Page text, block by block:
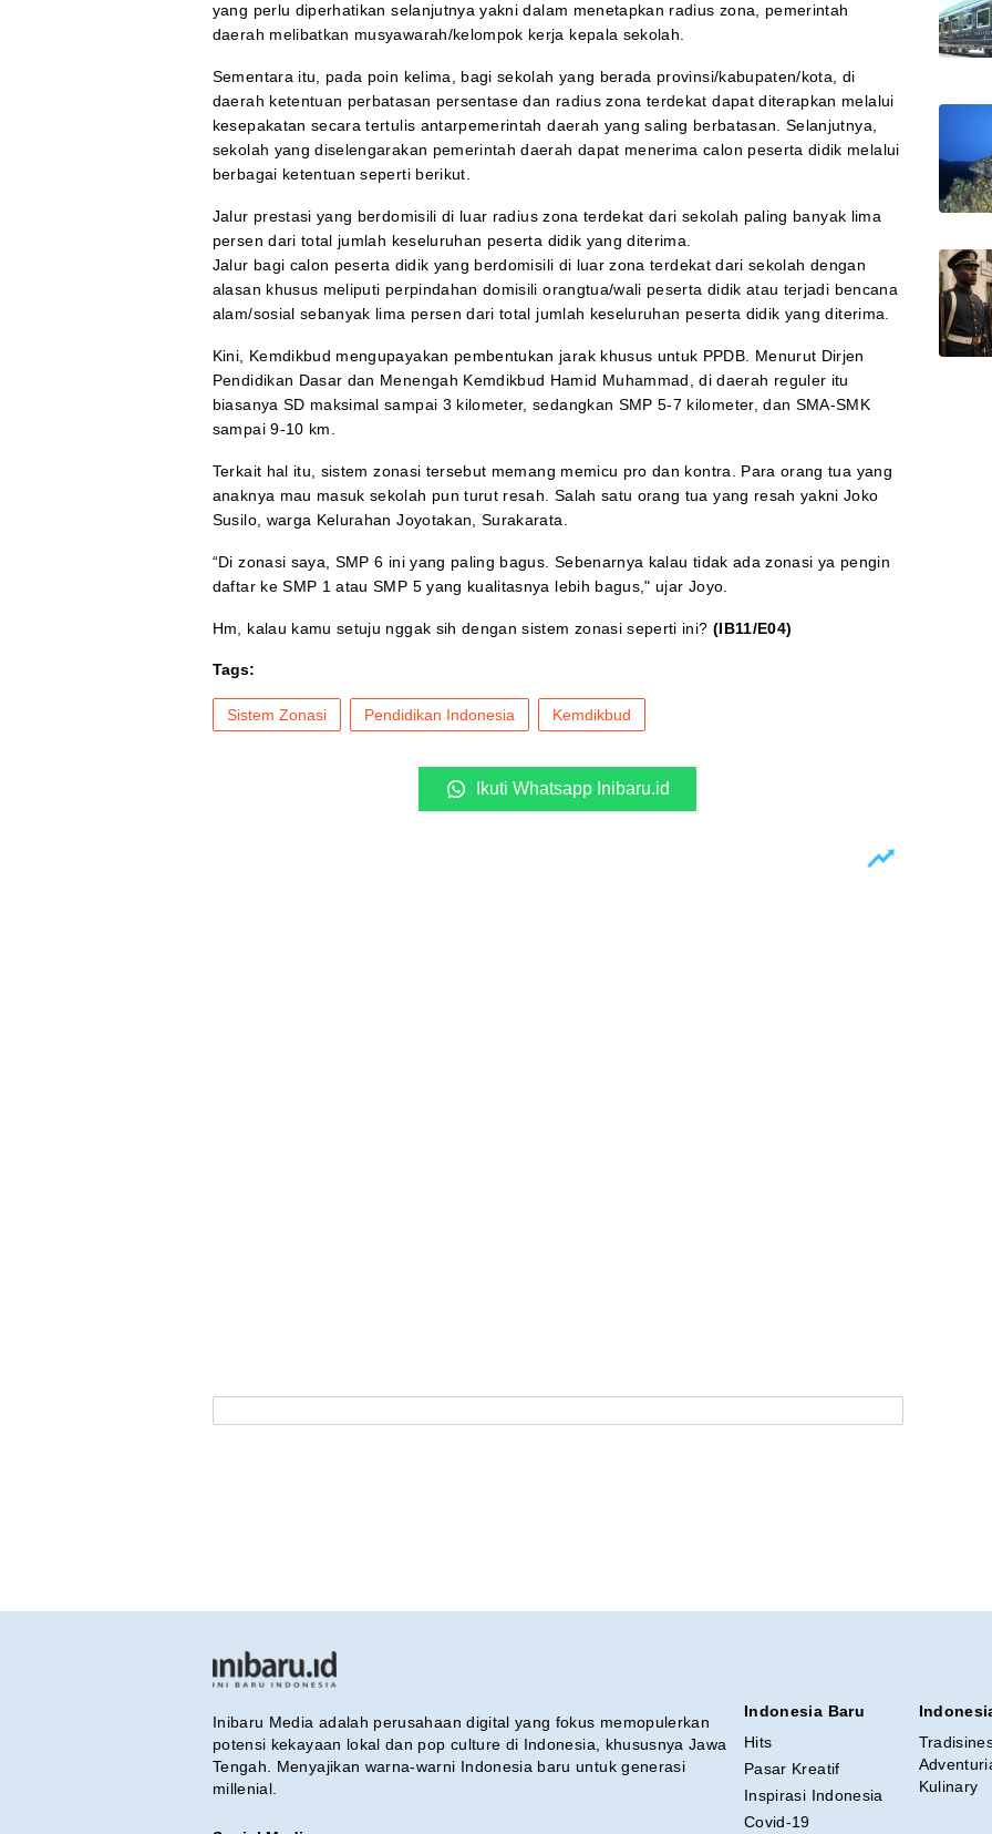
yang perlu diperhatikan selanjutnya yakni dalam menetapkan radius zona, pemerintah
daerah melibatkan musyawarah/kelompok kerja kepala sekolah.
Sementara itu, pada poin kelima, bagi sekolah yang berada provinsi/kabupaten/kota, di
daerah ketentuan perbatasan persentase dan radius zona terdekat dapat diterapkan melalui
kesepakatan secara tertulis antarpemerintah daerah yang saling berbatasan. Selanjutnya,
sekolah yang diselengarakan pemerintah daerah dapat menerima calon peserta didik melalui
berbagai ketentuan seperti berikut.
Jalur prestasi yang berdomisili di luar radius zona terdekat dari sekolah paling banyak lima
persen dari total jumlah keseluruhan peserta didik yang diterima.
Jalur bagi calon peserta didik yang berdomisili di luar zona terdekat dari sekolah dengan
alasan khusus meliputi perpindahan domisili orangtua/wali peserta didik atau terjadi bencana
alam/sosial sebanyak lima persen dari total jumlah keseluruhan peserta didik yang diterima.
Kini, Kemdikbud mengupayakan pembentukan jarak khusus untuk PPDB. Menurut Dirjen
Pendidikan Dasar dan Menengah Kemdikbud Hamid Muhammad, di daerah reguler itu
biasanya SD maksimal sampai 3 kilometer, sedangkan SMP 5-7 kilometer, dan SMA-SMK
sampai 9-10 km.
Terkait hal itu, sistem zonasi tersebut memang memicu pro dan kontra. Para orang tua yang
anaknya mau masuk sekolah pun turut resah. Salah satu orang tua yang resah yakni Joko
Susilo, warga Kelurahan Joyotakan, Surakarata.
“Di zonasi saya, SMP 6 ini yang paling bagus. Sebenarnya kalau tidak ada zonasi ya pengin
daftar ke SMP 1 atau SMP 5 yang kualitasnya lebih bagus," ujar Joyo.
Hm, kalau kamu setuju nggak sih dengan sistem zonasi seperti ini? (IB11/E04)
Tags:
Sistem Zonasi Pendidikan Indonesia Kemdikbud
Ikuti Whatsapp Inibaru.id
Inibaru Media adalah perusahaan digital yang fokus memopulerkan
potensi kekayaan lokal dan pop culture di Indonesia, khususnya Jawa
Tengah. Menyajikan warna-warni Indonesia baru untuk generasi
millenial.
Indonesia Baru
Hits
Pasar Kreatif
Inspirasi Indonesia
Covid-19
Kulinary